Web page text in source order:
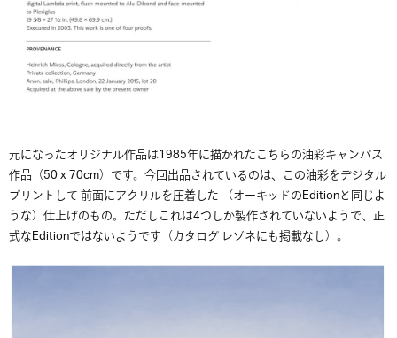
元になったオリジナル作品は1985年に描かれたこちらの油彩キャンバス
作品（50 x 70cm）です。今回出品されているのは、この油彩をデジタル
プリントして 前面にアクリルを圧着した （オーキッドのEditionと同じよ
うな）仕上げのもの。ただしこれは4つしか製作されていないようで、正
式なEditionではないようです（カタログ レゾネにも掲載なし）。